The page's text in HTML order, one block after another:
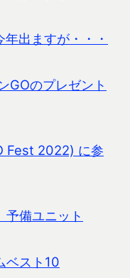
出ますが・・・
GOのプレゼント
Fest 2022) に参
予備ユニット
ベスト10